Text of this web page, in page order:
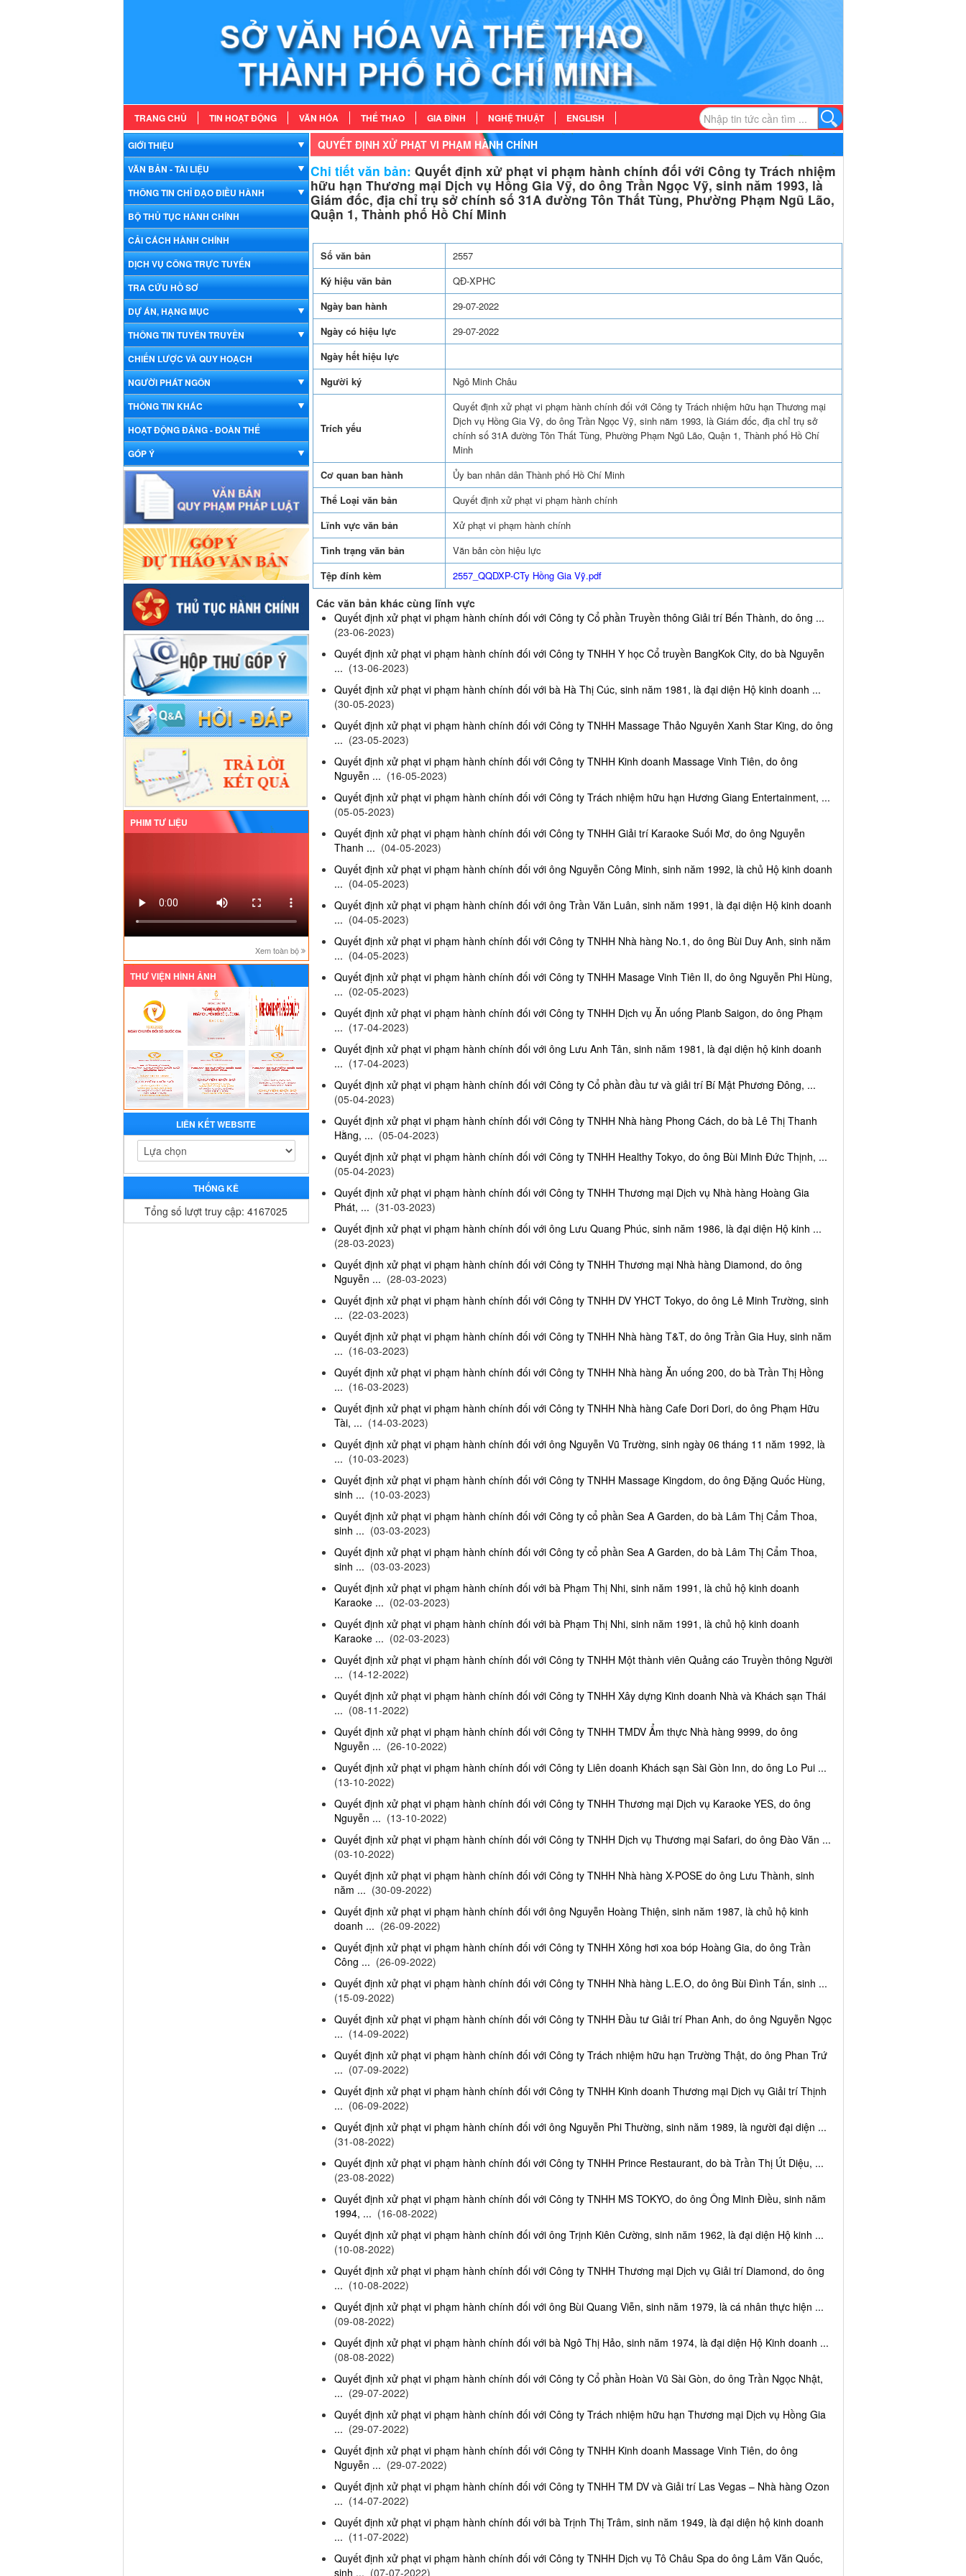
TRANG CHỦ TIN HOẠT ĐỘNG VĂN HÓA THỂ THAO GIA ĐÌNH NGHỆ THUẬT ENGLISH
GIỚI THIỆU
VĂN BẢN - TÀI LIỆU
THÔNG TIN CHỈ ĐẠO ĐIỀU HÀNH
BỘ THỦ TỤC HÀNH CHÍNH
CẢI CÁCH HÀNH CHÍNH
DỊCH VỤ CÔNG TRỰC TUYẾN
TRA CỨU HỒ SƠ
DỰ ÁN, HẠNG MỤC
THÔNG TIN TUYÊN TRUYỀN
CHIẾN LƯỢC VÀ QUY HOẠCH
NGƯỜI PHÁT NGÔN
THÔNG TIN KHÁC
HOẠT ĐỘNG ĐẢNG - ĐOÀN THỂ
GÓP Ý
PHIM TƯ LIỆU
Xem toàn bộ
THƯ VIỆN HÌNH ẢNH
LIÊN KẾT WEBSITE
THỐNG KÊ
Tổng số lượt truy cập: 4167025
QUYẾT ĐỊNH XỬ PHẠT VI PHẠM HÀNH CHÍNH
Chi tiết văn bản: Quyết định xử phạt vi phạm hành chính đối với Công ty Trách nhiệm
hữu hạn Thương mại Dịch vụ Hồng Gia Vỹ, do ông Trần Ngọc Vỹ, sinh năm 1993, là
Giám đốc, địa chỉ trụ sở chính số 31A đường Tôn Thất Tùng, Phường Phạm Ngũ Lão,
Quận 1, Thành phố Hồ Chí Minh
Số văn bản
2557
Ký hiệu văn bản
QĐ-XPHC
Ngày ban hành
29-07-2022
Ngày có hiệu lực
29-07-2022
Ngày hết hiệu lực
Người ký
Ngô Minh Châu
Trích yếu
Quyết định xử phạt vi phạm hành chính đối với Công ty Trách nhiệm hữu hạn Thương mại
Dịch vụ Hồng Gia Vỹ, do ông Trần Ngọc Vỹ, sinh năm 1993, là Giám đốc, địa chỉ trụ sở
chính số 31A đường Tôn Thất Tùng, Phường Phạm Ngũ Lão, Quận 1, Thành phố Hồ Chí
Minh
Cơ quan ban hành
Ủy ban nhân dân Thành phố Hồ Chí Minh
Thể Loại văn bản
Quyết định xử phạt vi phạm hành chính
Lĩnh vực văn bản
Xử phạt vi phạm hành chính
Tình trạng văn bản
Văn bản còn hiệu lực
Tệp đính kèm
2557_QQDXP-CTy Hồng Gia Vỹ.pdf
Các văn bản khác cùng lĩnh vực
Quyết định xử phạt vi phạm hành chính đối với Công ty Cổ phần Truyền thông Giải trí Bến Thành, do ông ...
(23-06-2023)
Quyết định xử phạt vi phạm hành chính đối với Công ty TNHH Y học Cổ truyền BangKok City, do bà Nguyễn
... (13-06-2023)
Quyết định xử phạt vi phạm hành chính đối với bà Hà Thị Cúc, sinh năm 1981, là đại diện Hộ kinh doanh ...
(30-05-2023)
Quyết định xử phạt vi phạm hành chính đối với Công ty TNHH Massage Thảo Nguyên Xanh Star King, do ông
... (23-05-2023)
Quyết định xử phạt vi phạm hành chính đối với Công ty TNHH Kinh doanh Massage Vinh Tiên, do ông
Nguyễn ... (16-05-2023)
Quyết định xử phạt vi phạm hành chính đối với Công ty Trách nhiệm hữu hạn Hương Giang Entertainment, ...
(05-05-2023)
Quyết định xử phạt vi phạm hành chính đối với Công ty TNHH Giải trí Karaoke Suối Mơ, do ông Nguyễn
Thanh ... (04-05-2023)
Quyết định xử phạt vi phạm hành chính đối với ông Nguyễn Công Minh, sinh năm 1992, là chủ Hộ kinh doanh
... (04-05-2023)
Quyết định xử phạt vi phạm hành chính đối với ông Trần Văn Luân, sinh năm 1991, là đại diện Hộ kinh doanh
... (04-05-2023)
Quyết định xử phạt vi phạm hành chính đối với Công ty TNHH Nhà hàng No.1, do ông Bùi Duy Anh, sinh năm
... (04-05-2023)
Quyết định xử phạt vi phạm hành chính đối với Công ty TNHH Masage Vinh Tiên II, do ông Nguyễn Phi Hùng,
... (02-05-2023)
Quyết định xử phạt vi phạm hành chính đối với Công ty TNHH Dịch vụ Ăn uống Planb Saigon, do ông Phạm
... (17-04-2023)
Quyết định xử phạt vi phạm hành chính đối với ông Lưu Anh Tân, sinh năm 1981, là đại diện hộ kinh doanh
... (17-04-2023)
Quyết định xử phạt vi phạm hành chính đối với Công ty Cổ phần đầu tư và giải trí Bí Mật Phương Đông, ...
(05-04-2023)
Quyết định xử phạt vi phạm hành chính đối với Công ty TNHH Nhà hàng Phong Cách, do bà Lê Thị Thanh
Hằng, ... (05-04-2023)
Quyết định xử phạt vi phạm hành chính đối với Công ty TNHH Healthy Tokyo, do ông Bùi Minh Đức Thịnh, ...
(05-04-2023)
Quyết định xử phạt vi phạm hành chính đối với Công ty TNHH Thương mại Dịch vụ Nhà hàng Hoàng Gia
Phát, ... (31-03-2023)
Quyết định xử phạt vi phạm hành chính đối với ông Lưu Quang Phúc, sinh năm 1986, là đại diện Hộ kinh ...
(28-03-2023)
Quyết định xử phạt vi phạm hành chính đối với Công ty TNHH Thương mại Nhà hàng Diamond, do ông
Nguyễn ... (28-03-2023)
Quyết định xử phạt vi phạm hành chính đối với Công ty TNHH DV YHCT Tokyo, do ông Lê Minh Trường, sinh
... (22-03-2023)
Quyết định xử phạt vi phạm hành chính đối với Công ty TNHH Nhà hàng T&T, do ông Trần Gia Huy, sinh năm
... (16-03-2023)
Quyết định xử phạt vi phạm hành chính đối với Công ty TNHH Nhà hàng Ăn uống 200, do bà Trần Thị Hồng
... (16-03-2023)
Quyết định xử phạt vi phạm hành chính đối với Công ty TNHH Nhà hàng Cafe Dori Dori, do ông Phạm Hữu
Tài, ... (14-03-2023)
Quyết định xử phạt vi phạm hành chính đối với ông Nguyễn Vũ Trường, sinh ngày 06 tháng 11 năm 1992, là
... (10-03-2023)
Quyết định xử phạt vi phạm hành chính đối với Công ty TNHH Massage Kingdom, do ông Đặng Quốc Hùng,
sinh ... (10-03-2023)
Quyết định xử phạt vi phạm hành chính đối với Công ty cổ phần Sea A Garden, do bà Lâm Thị Cẩm Thoa,
sinh ... (03-03-2023)
Quyết định xử phạt vi phạm hành chính đối với Công ty cổ phần Sea A Garden, do bà Lâm Thị Cẩm Thoa,
sinh ... (03-03-2023)
Quyết định xử phạt vi phạm hành chính đối với bà Phạm Thị Nhi, sinh năm 1991, là chủ hộ kinh doanh
Karaoke ... (02-03-2023)
Quyết định xử phạt vi phạm hành chính đối với bà Phạm Thị Nhi, sinh năm 1991, là chủ hộ kinh doanh
Karaoke ... (02-03-2023)
Quyết định xử phạt vi phạm hành chính đối với Công ty TNHH Một thành viên Quảng cáo Truyền thông Người
... (14-12-2022)
Quyết định xử phạt vi phạm hành chính đối với Công ty TNHH Xây dựng Kinh doanh Nhà và Khách sạn Thái
... (08-11-2022)
Quyết định xử phạt vi phạm hành chính đối với Công ty TNHH TMDV Ẩm thực Nhà hàng 9999, do ông
Nguyễn ... (26-10-2022)
Quyết định xử phạt vi phạm hành chính đối với Công ty Liên doanh Khách sạn Sài Gòn Inn, do ông Lo Pui ...
(13-10-2022)
Quyết định xử phạt vi phạm hành chính đối với Công ty TNHH Thương mại Dịch vụ Karaoke YES, do ông
Nguyễn ... (13-10-2022)
Quyết định xử phạt vi phạm hành chính đối với Công ty TNHH Dịch vụ Thương mại Safari, do ông Đào Văn ...
(03-10-2022)
Quyết định xử phạt vi phạm hành chính đối với Công ty TNHH Nhà hàng X-POSE do ông Lưu Thành, sinh
năm ... (30-09-2022)
Quyết định xử phạt vi phạm hành chính đối với ông Nguyễn Hoàng Thiện, sinh năm 1987, là chủ hộ kinh
doanh ... (26-09-2022)
Quyết định xử phạt vi phạm hành chính đối với Công ty TNHH Xông hơi xoa bóp Hoàng Gia, do ông Trần
Công ... (26-09-2022)
Quyết định xử phạt vi phạm hành chính đối với Công ty TNHH Nhà hàng L.E.O, do ông Bùi Đình Tấn, sinh ...
(15-09-2022)
Quyết định xử phạt vi phạm hành chính đối với Công ty TNHH Đầu tư Giải trí Phan Anh, do ông Nguyễn Ngọc
... (14-09-2022)
Quyết định xử phạt vi phạm hành chính đối với Công ty Trách nhiệm hữu hạn Trường Thật, do ông Phan Trứ
... (07-09-2022)
Quyết định xử phạt vi phạm hành chính đối với Công ty TNHH Kinh doanh Thương mại Dịch vụ Giải trí Thịnh
... (06-09-2022)
Quyết định xử phạt vi phạm hành chính đối với ông Nguyễn Phi Thường, sinh năm 1989, là người đại diện ...
(31-08-2022)
Quyết định xử phạt vi phạm hành chính đối với Công ty TNHH Prince Restaurant, do bà Trần Thị Út Diệu, ...
(23-08-2022)
Quyết định xử phạt vi phạm hành chính đối với Công ty TNHH MS TOKYO, do ông Ông Minh Điều, sinh năm
1994, ... (16-08-2022)
Quyết định xử phạt vi phạm hành chính đối với ông Trịnh Kiên Cường, sinh năm 1962, là đại diện Hộ kinh ...
(10-08-2022)
Quyết định xử phạt vi phạm hành chính đối với Công ty TNHH Thương mại Dịch vụ Giải trí Diamond, do ông
... (10-08-2022)
Quyết định xử phạt vi phạm hành chính đối với ông Bùi Quang Viễn, sinh năm 1979, là cá nhân thực hiện ...
(09-08-2022)
Quyết định xử phạt vi phạm hành chính đối với bà Ngô Thị Hảo, sinh năm 1974, là đại diện Hộ Kinh doanh ...
(08-08-2022)
Quyết định xử phạt vi phạm hành chính đối với Công ty Cổ phần Hoàn Vũ Sài Gòn, do ông Trần Ngọc Nhật,
... (29-07-2022)
Quyết định xử phạt vi phạm hành chính đối với Công ty Trách nhiệm hữu hạn Thương mại Dịch vụ Hồng Gia
... (29-07-2022)
Quyết định xử phạt vi phạm hành chính đối với Công ty TNHH Kinh doanh Massage Vinh Tiên, do ông
Nguyễn ... (29-07-2022)
Quyết định xử phạt vi phạm hành chính đối với Công ty TNHH TM DV và Giải trí Las Vegas – Nhà hàng Ozon
... (14-07-2022)
Quyết định xử phạt vi phạm hành chính đối với bà Trịnh Thị Trâm, sinh năm 1949, là đại diện hộ kinh doanh
... (11-07-2022)
Quyết định xử phạt vi phạm hành chính đối với Công ty TNHH Dịch vụ Tô Châu Spa do ông Lâm Văn Quốc,
sinh ... (07-07-2022)